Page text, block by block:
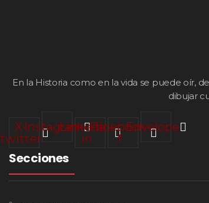
En la Historia como en la vida se puede oír,
dibujar
X-
twitter
InstagramLinkedin-
in
Facebook-
f
Envelope
Secciones